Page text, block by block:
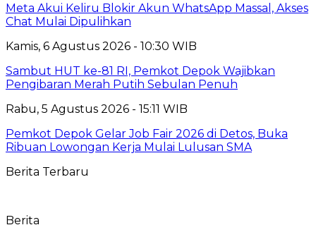
Meta Akui Keliru Blokir Akun WhatsApp Massal, Akses
Chat Mulai Dipulihkan
Kamis, 6 Agustus 2026 - 10:30 WIB
Sambut HUT ke-81 RI, Pemkot Depok Wajibkan
Pengibaran Merah Putih Sebulan Penuh
Rabu, 5 Agustus 2026 - 15:11 WIB
Pemkot Depok Gelar Job Fair 2026 di Detos, Buka
Ribuan Lowongan Kerja Mulai Lulusan SMA
Berita Terbaru
Berita